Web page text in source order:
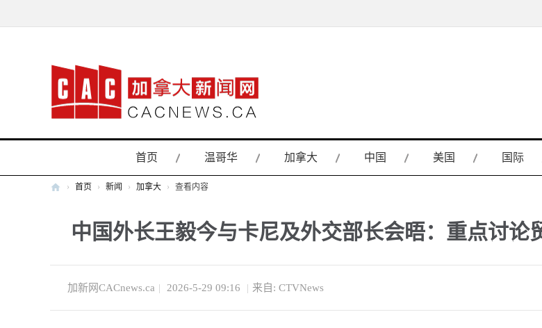
首页 温哥华 加拿大 中国 美国 国际
新
网
› 首页 › 新闻 › 加拿大 › 查看内容
中国外长王毅今与卡尼及外交部长会晤：重点讨论
加新网CACnews.ca | 2026-5-29 09:16 | 来自: CTVNews